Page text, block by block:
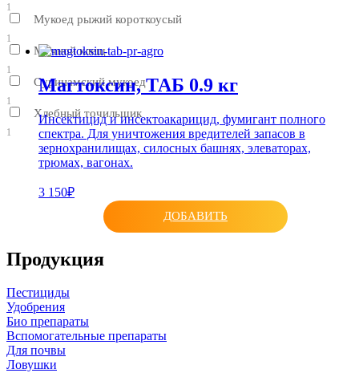
1
Мукоед рыжий короткоусый
1
Мучной клещ
1
Суринамский мукоед
1
Хлебный точильщик
1
Магтoксин, ТАБ 0.9 кг
Инсектицид и инсектоакарицид, фумигант полного
спектра. Для уничтожения вредителей запасов в
зернохранилищах, силосных башнях, элеваторах,
трюмах, вагонах.
3 150₽
ДОБАВИТЬ
Продукция
Пестициды
Удобрения
Био препараты
Вспомогательные препараты
Для почвы
Ловушки